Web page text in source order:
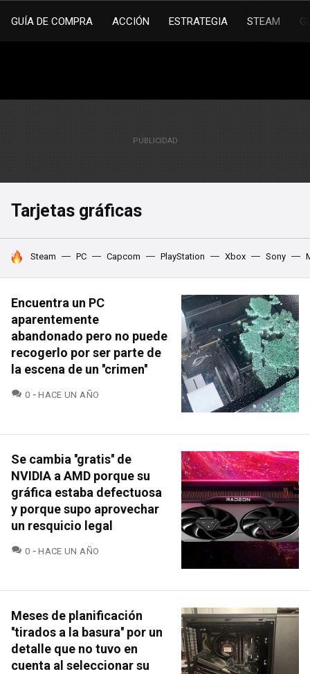
GUÍA DE COMPRA ACCIÓN ESTRATEGIA STEAM
Tarjetas gráficas
HOY SE HABLA DE
Steam PC Capcom PlayStation Xbox Sony
Encuentra un PC
aparentemente
abandonado pero no puede
recogerlo por ser parte de
la escena de un ''crimen''
0 COMENTARIOS
HACE UN AÑO
Se cambia ''gratis'' de
NVIDIA a AMD porque su
gráfica estaba defectuosa
y porque supo aprovechar
un resquicio legal
0 COMENTARIOS
HACE UN AÑO
Meses de planificación
''tirados a la basura'' por un
detalle que no tuvo en
cuenta al seleccionar su